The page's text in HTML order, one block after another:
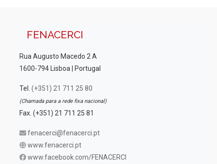
FENACERCI
Rua Augusto Macedo 2 A
1600-794 Lisboa | Portugal
Tel. (+351) 21 711 25 80
(Chamada para a rede fixa nacional)
Fax. (+351) 21 711 25 81
fenacerci@fenacerci.pt
www.fenacerci.pt
www.facebook.com/FENACERCI